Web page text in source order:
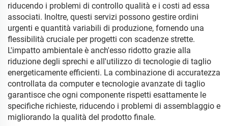
riducendo i problemi di controllo qualità e i costi ad essa
associati. Inoltre, questi servizi possono gestire ordini
urgenti e quantità variabili di produzione, fornendo una
flessibilità cruciale per progetti con scadenze strette.
L'impatto ambientale è anch'esso ridotto grazie alla
riduzione degli sprechi e all'utilizzo di tecnologie di taglio
energeticamente efficienti. La combinazione di accuratezza
controllata da computer e tecnologie avanzate di taglio
garantisce che ogni componente rispetti esattamente le
specifiche richieste, riducendo i problemi di assemblaggio e
migliorando la qualità del prodotto finale.